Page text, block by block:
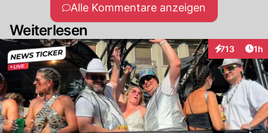
Alle Kommentare anzeigen
Weiterlesen
713
Interaktionen
1h